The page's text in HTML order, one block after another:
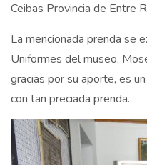
Ceibas Provincia de Entre
La mencionada prenda se
Uniformes del museo,
gracias por su aporte, es
con tan preciada prenda.